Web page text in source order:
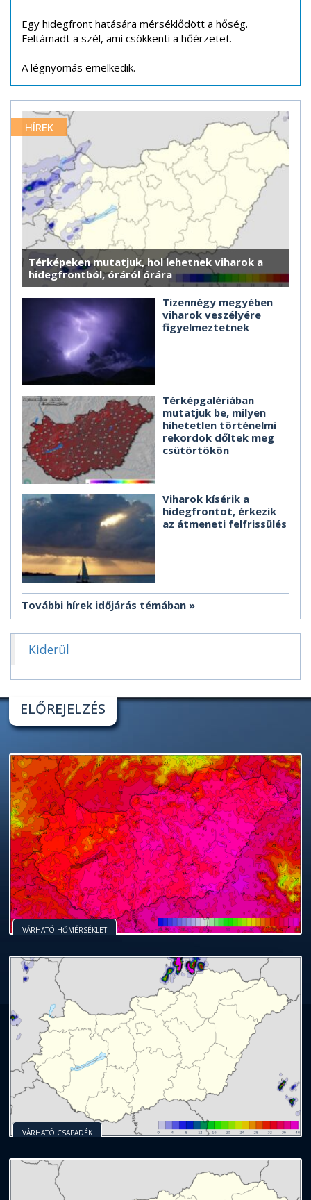
Egy hidegfront hatására mérséklődött a hőség.
Feltámadt a szél, ami csökkenti a hőérzetet.
A légnyomás emelkedik.
HÍREK
Térképeken mutatjuk, hol lehetnek viharok a
hidegfrontból, óráról órára
Tizennégy megyében
viharok veszélyére
figyelmeztetnek
Térképgalériában
mutatjuk be, milyen
hihetetlen történelmi
rekordok dőltek meg
csütörtökön
Viharok kísérik a
hidegfrontot, érkezik
az átmeneti felfrissülés
További hírek időjárás témában
Kiderül
ELŐREJELZÉS
VÁRHATÓ HŐMÉRSÉKLET
VÁRHATÓ CSAPADÉK